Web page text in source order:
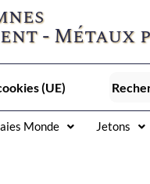
- Métaux
(UE)
Monde Jetons